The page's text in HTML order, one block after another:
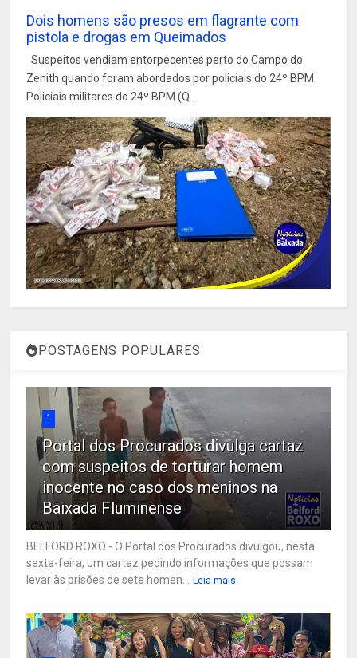
Dois homens são presos em flagrante com
pistola e drogas em Queimados
Suspeitos vendiam entorpecentes perto do Campo do
Zenith quando foram abordados por policiais do 24º BPM
Policiais militares do 24º BPM (Q...
POSTAGENS POPULARES
1
Portal dos Procurados divulga cartaz
com suspeitos de torturar homem
inocente no caso dos meninos na
Baixada Fluminense
BELFORD ROXO - O Portal dos Procurados divulgou, nesta
sexta-feira, um cartaz pedindo informações que possam
levar às prisões de sete homen...
Leia mais